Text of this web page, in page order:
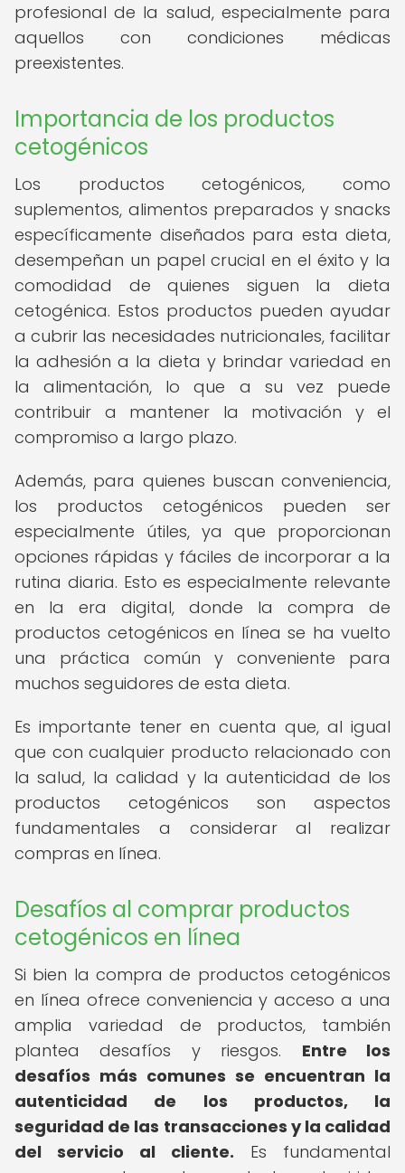
profesional de la salud, especialmente para
aquellos con condiciones médicas
preexistentes.
Importancia de los productos
cetogénicos
Los productos cetogénicos, como
suplementos, alimentos preparados y snacks
específicamente diseñados para esta dieta,
desempeñan un papel crucial en el éxito y la
comodidad de quienes siguen la dieta
cetogénica. Estos productos pueden ayudar
a cubrir las necesidades nutricionales, facilitar
la adhesión a la dieta y brindar variedad en
la alimentación, lo que a su vez puede
contribuir a mantener la motivación y el
compromiso a largo plazo.
Además, para quienes buscan conveniencia,
los productos cetogénicos pueden ser
especialmente útiles, ya que proporcionan
opciones rápidas y fáciles de incorporar a la
rutina diaria. Esto es especialmente relevante
en la era digital, donde la compra de
productos cetogénicos en línea se ha vuelto
una práctica común y conveniente para
muchos seguidores de esta dieta.
Es importante tener en cuenta que, al igual
que con cualquier producto relacionado con
la salud, la calidad y la autenticidad de los
productos cetogénicos son aspectos
fundamentales a considerar al realizar
compras en línea.
Desafíos al comprar productos
cetogénicos en línea
Si bien la compra de productos cetogénicos
en línea ofrece conveniencia y acceso a una
amplia variedad de productos, también
plantea desafíos y riesgos. Entre los
desafíos más comunes se encuentran la
autenticidad de los productos, la
seguridad de las transacciones y la calidad
del servicio al cliente. Es fundamental